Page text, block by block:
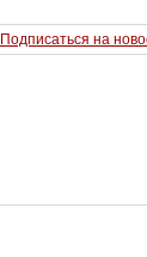
Подписаться на